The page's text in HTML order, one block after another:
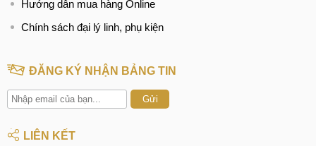
Hướng dẫn mua hàng Online
Chính sách đại lý linh, phụ kiện
ĐĂNG KÝ NHẬN BẢNG TIN
Gửi
LIÊN KẾT